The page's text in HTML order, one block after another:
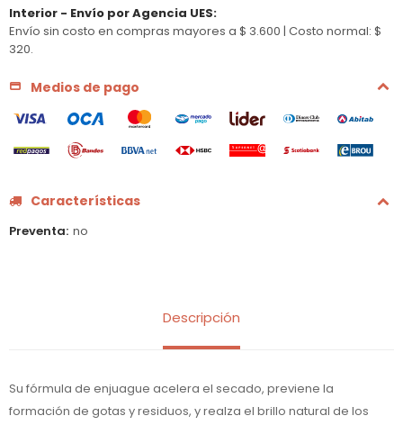
Interior - Envío por Agencia UES:
Envío sin costo en compras mayores a $ 3.600 | Costo normal: $
320.
Medios de pago
Características
Preventa no
Descripción
Su fórmula de enjuague acelera el secado, previene la
formación de gotas y residuos, y realza el brillo natural de los